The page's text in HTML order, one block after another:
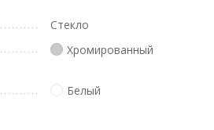
Стекло
Хромированный
Белый